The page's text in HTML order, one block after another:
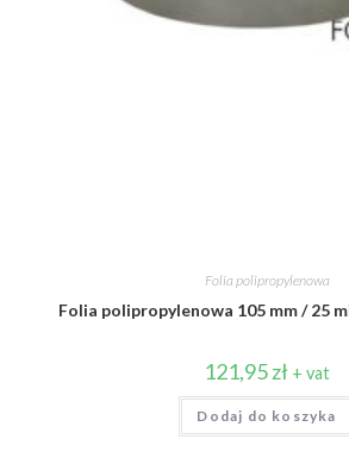
Folia polipropylenowa
Folia polipropylenowa 105 mm / 25
121,95zł + vat
Dodaj do koszyka